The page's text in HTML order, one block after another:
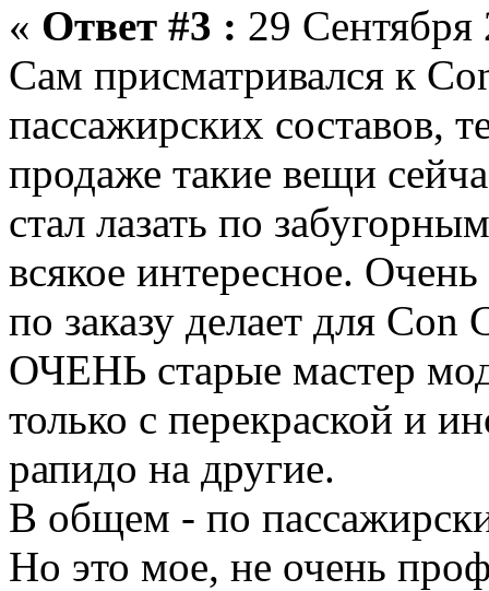
« Ответ #3 : 29
Сам присматривался к
пассажирских составов,
продаже такие вещи
стал лазать по
всякое интересное.
по заказу делает для Con
ОЧЕНЬ старые мастер
только с перекраской и
рапидо на другие.
В общем - по
Но это мое, не очень